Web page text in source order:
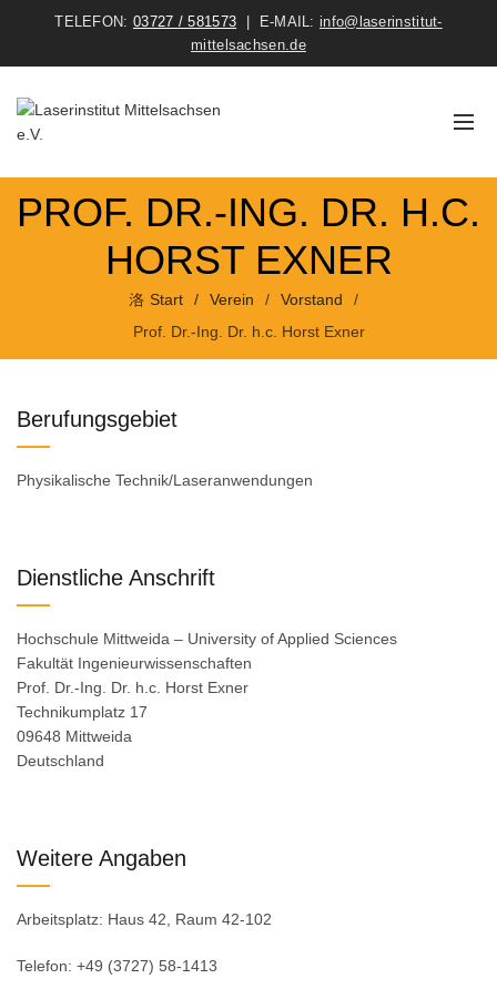
TELEFON: 03727 / 581573 | E-MAIL:info@laserinstitut-
mittelsachsen.de
PROF. DR.-ING. DR. H.C.
HORST EXNER
Start Verein
Vorstand
Prof. Dr.-Ing. Dr. h.c. Horst Exner
Berufungsgebiet
Physikalische Technik/Laseranwendungen
Dienstliche Anschrift
Hochschule Mittweida – University of Applied Sciences
Fakultät Ingenieurwissenschaften
Prof. Dr.-Ing. Dr. h.c. Horst Exner
Technikumplatz 17
09648 Mittweida
Deutschland
Weitere Angaben
Arbeitsplatz: Haus 42, Raum 42-102
Telefon: +49 (3727) 58-1413